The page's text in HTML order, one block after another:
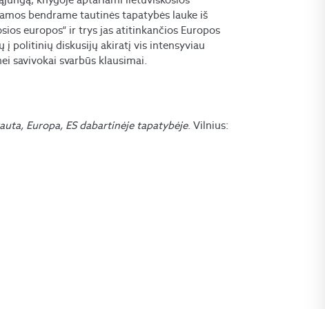
bendrame tautinės tapatybės lauke iš
europos“ ir trys jas atitinkančios Europos
į politinių diskusijų akiratį vis intensyviau
savivokai svarbūs klausimai.
Europa, ES dabartinėje tapatybėje. Vilnius: